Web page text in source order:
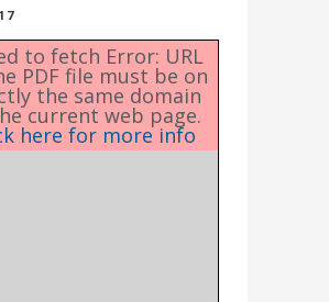
to fetch Error: URL
PDF file must be on
the same domain
current web page.
here for more info